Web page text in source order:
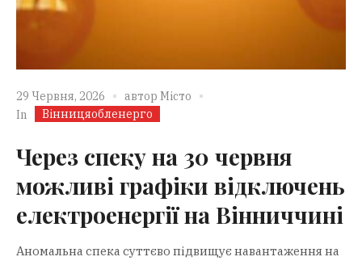
29 Червня, 2026 автор Місто
In
Вінницяобленерго
Через спеку на 30 червня
можливі графіки відключень
електроенергії на Вінниччині
Аномальна спека суттєво підвищує навантаження на